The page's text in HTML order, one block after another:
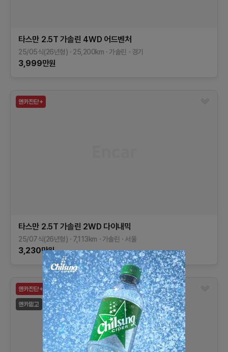
타스만 2.5T 가솔린 4WD 어드벤처
25/05식(26년형) 25,200km 가솔린 경기
3,999만원
타스만 2.5T 가솔린 2WD 다이내믹
25/07식(26년형) 7,113km 가솔린 서울
3,230만원